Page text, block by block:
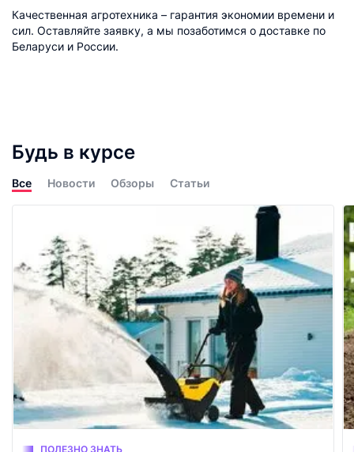
Качественная агротехника – гарантия экономии времени и
сил. Оставляйте заявку, а мы позаботимся о доставке по
Беларуси и России.
Будь в курсе
Все Новости Обзоры Статьи
ПОЛЕЗНО ЗНАТЬ